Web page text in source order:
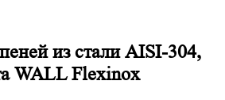
из стали AISI-304,
WALL Flexinox